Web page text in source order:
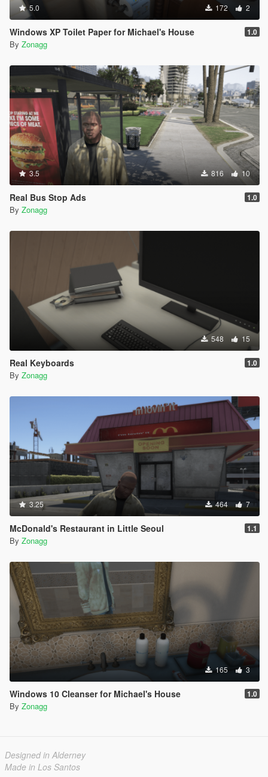
5.0 172 2
Windows XP Toilet Paper for Michael's House 1.0
By Zonagg
3.5 816 10
Real Bus Stop Ads 1.0
By Zonagg
548 15
Real Keyboards 1.0
By Zonagg
3.25 464 7
McDonald's Restaurant in Little Seoul 1.1
By Zonagg
165 3
Windows 10 Cleanser for Michael's House 1.0
By Zonagg
Designed in Alderney
Made in Los Santos